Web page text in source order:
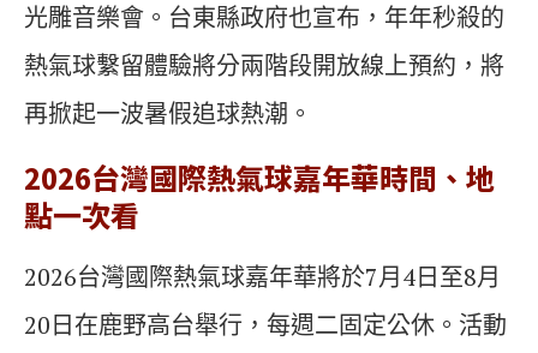
光雕音樂會。台東縣政府也宣布，年年秒殺的
熱氣球繫留體驗將分兩階段開放線上預約，將
再掀起一波暑假追球熱潮。
2026台灣國際熱氣球嘉年華時間、地
點一次看
2026台灣國際熱氣球嘉年華將於7月4日至8月
20日在鹿野高台舉行，每週二固定公休。活動